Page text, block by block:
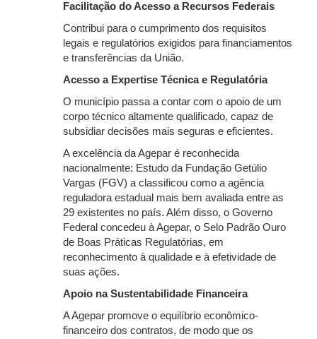
Facilitação do Acesso a Recursos Federais
Contribui para o cumprimento dos requisitos
legais e regulatórios exigidos para financiamentos
e transferências da União.
Acesso a Expertise Técnica e Regulatória
O município passa a contar com o apoio de um
corpo técnico altamente qualificado, capaz de
subsidiar decisões mais seguras e eficientes.
A excelência da Agepar é reconhecida
nacionalmente: Estudo da Fundação Getúlio
Vargas (FGV) a classificou como a agência
reguladora estadual mais bem avaliada entre as
29 existentes no país. Além disso, o Governo
Federal concedeu à Agepar, o Selo Padrão Ouro
de Boas Práticas Regulatórias, em
reconhecimento à qualidade e à efetividade de
suas ações.
Apoio na Sustentabilidade Financeira
A Agepar promove o equilíbrio econômico-
financeiro dos contratos, de modo que os